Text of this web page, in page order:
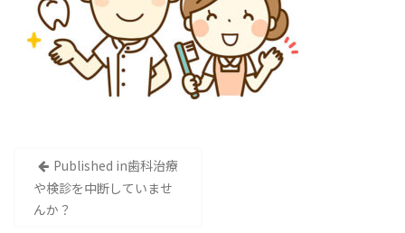
投
稿
ナ
Published in歯科治療
や検診を中断していませ
んか？